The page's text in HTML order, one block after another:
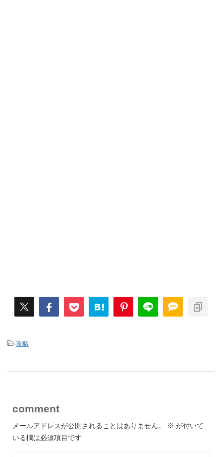
-攻略
comment
メールアドレスが公開されることはありません。 ※ が付いて
いる欄は必須項目です